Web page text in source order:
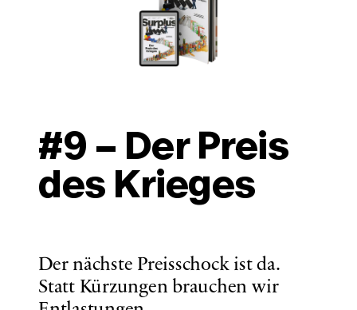
#9 – Der Preis
des Krieges
Der nächste Preisschock ist da.
Statt Kürzungen brauchen wir